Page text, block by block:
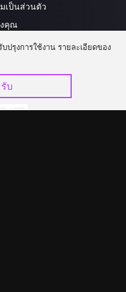
เป็นส่วนตัว
คุณ
ปรุงการใช้งาน รายละเอียดของ
บ